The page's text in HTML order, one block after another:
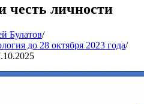
честь личности
Булатов
до 28 октября 2023 года